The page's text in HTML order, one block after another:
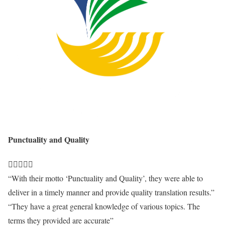
Punctuality and Quality

“With their motto ‘Punctuality and Quality’, they were able to
deliver in a timely manner and provide quality translation results.”
“They have a great general knowledge of various topics. The
terms they provided are accurate”